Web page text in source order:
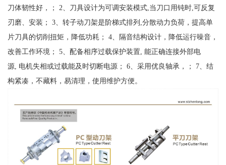
刀体韧性好，； 2、刀具设计为可调安装模式,当刀口用钝时,可反复
刃磨、安装； 3、转子动刀架是阶梯式排列,分散动力负荷，提高单
片刀具的切削扭矩，降低功耗； 4、隔音结构设计，降低运行噪音，
改善工作环境； 5、配备相序过载保护装置, 能正确连接外部电
源, 电机失相或过载能及时切断电源； 6、采用优良轴承，； 7、结
构紧凑，不藏料，易清理，使用维护方便。